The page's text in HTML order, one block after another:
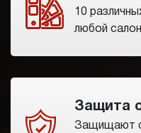
10
любой салон
Защита
Защищают